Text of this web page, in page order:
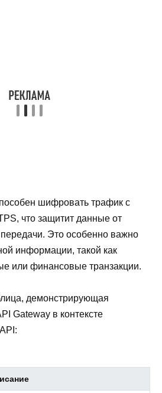
шифровать трафик с
что защитит данные от
Это особенно важно
информации, такой как
или финансовые транзакции.
демонстрирующая
Gateway в контексте